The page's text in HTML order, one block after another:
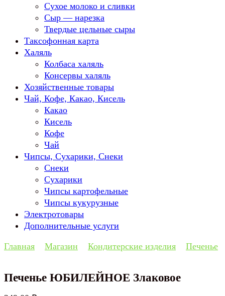
Сухое молоко и сливки
Сыр — нарезка
Твердые цельные сыры
Таксофонная карта
Халяль
Колбаса халяль
Консервы халяль
Хозяйственные товары
Чай, Кофе, Какао, Кисель
Какао
Кисель
Кофе
Чай
Чипсы, Сухарики, Снеки
Снеки
Сухарики
Чипсы картофельные
Чипсы кукурузные
Электротовары
Дополнительные услуги
Главная Магазин Кондитерские изделия Печенье
Печенье ЮБИЛЕЙНОЕ Злаковое